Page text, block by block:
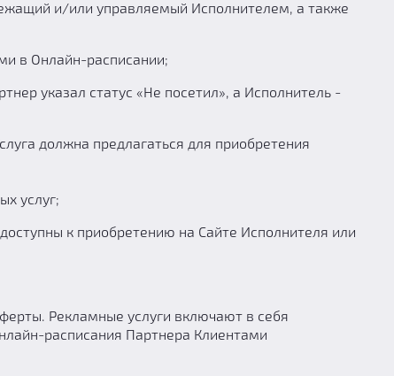
и/или управляемый Исполнителем, а также
в Онлайн-расписании;
указал статус «Не посетил», а Исполнитель -
должна предлагаться для приобретения
услуг;
к приобретению на Сайте Исполнителя или
Рекламные услуги включают в себя
расписания Партнера Клиентами